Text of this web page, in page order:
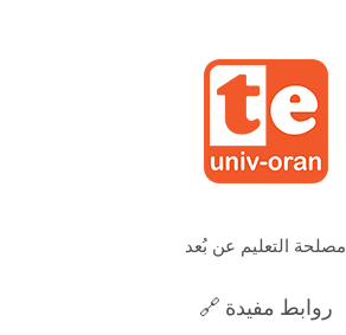
مصلحة التعليم عن بُعد
🔗 روابط مفيدة